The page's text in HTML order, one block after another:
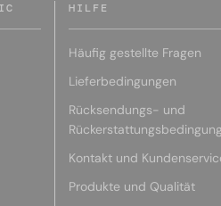
HILFE
Häufig gestellte Fragen
Lieferbedingungen
Rücksendungs- und
Kontakt und
Produkte und Qualität